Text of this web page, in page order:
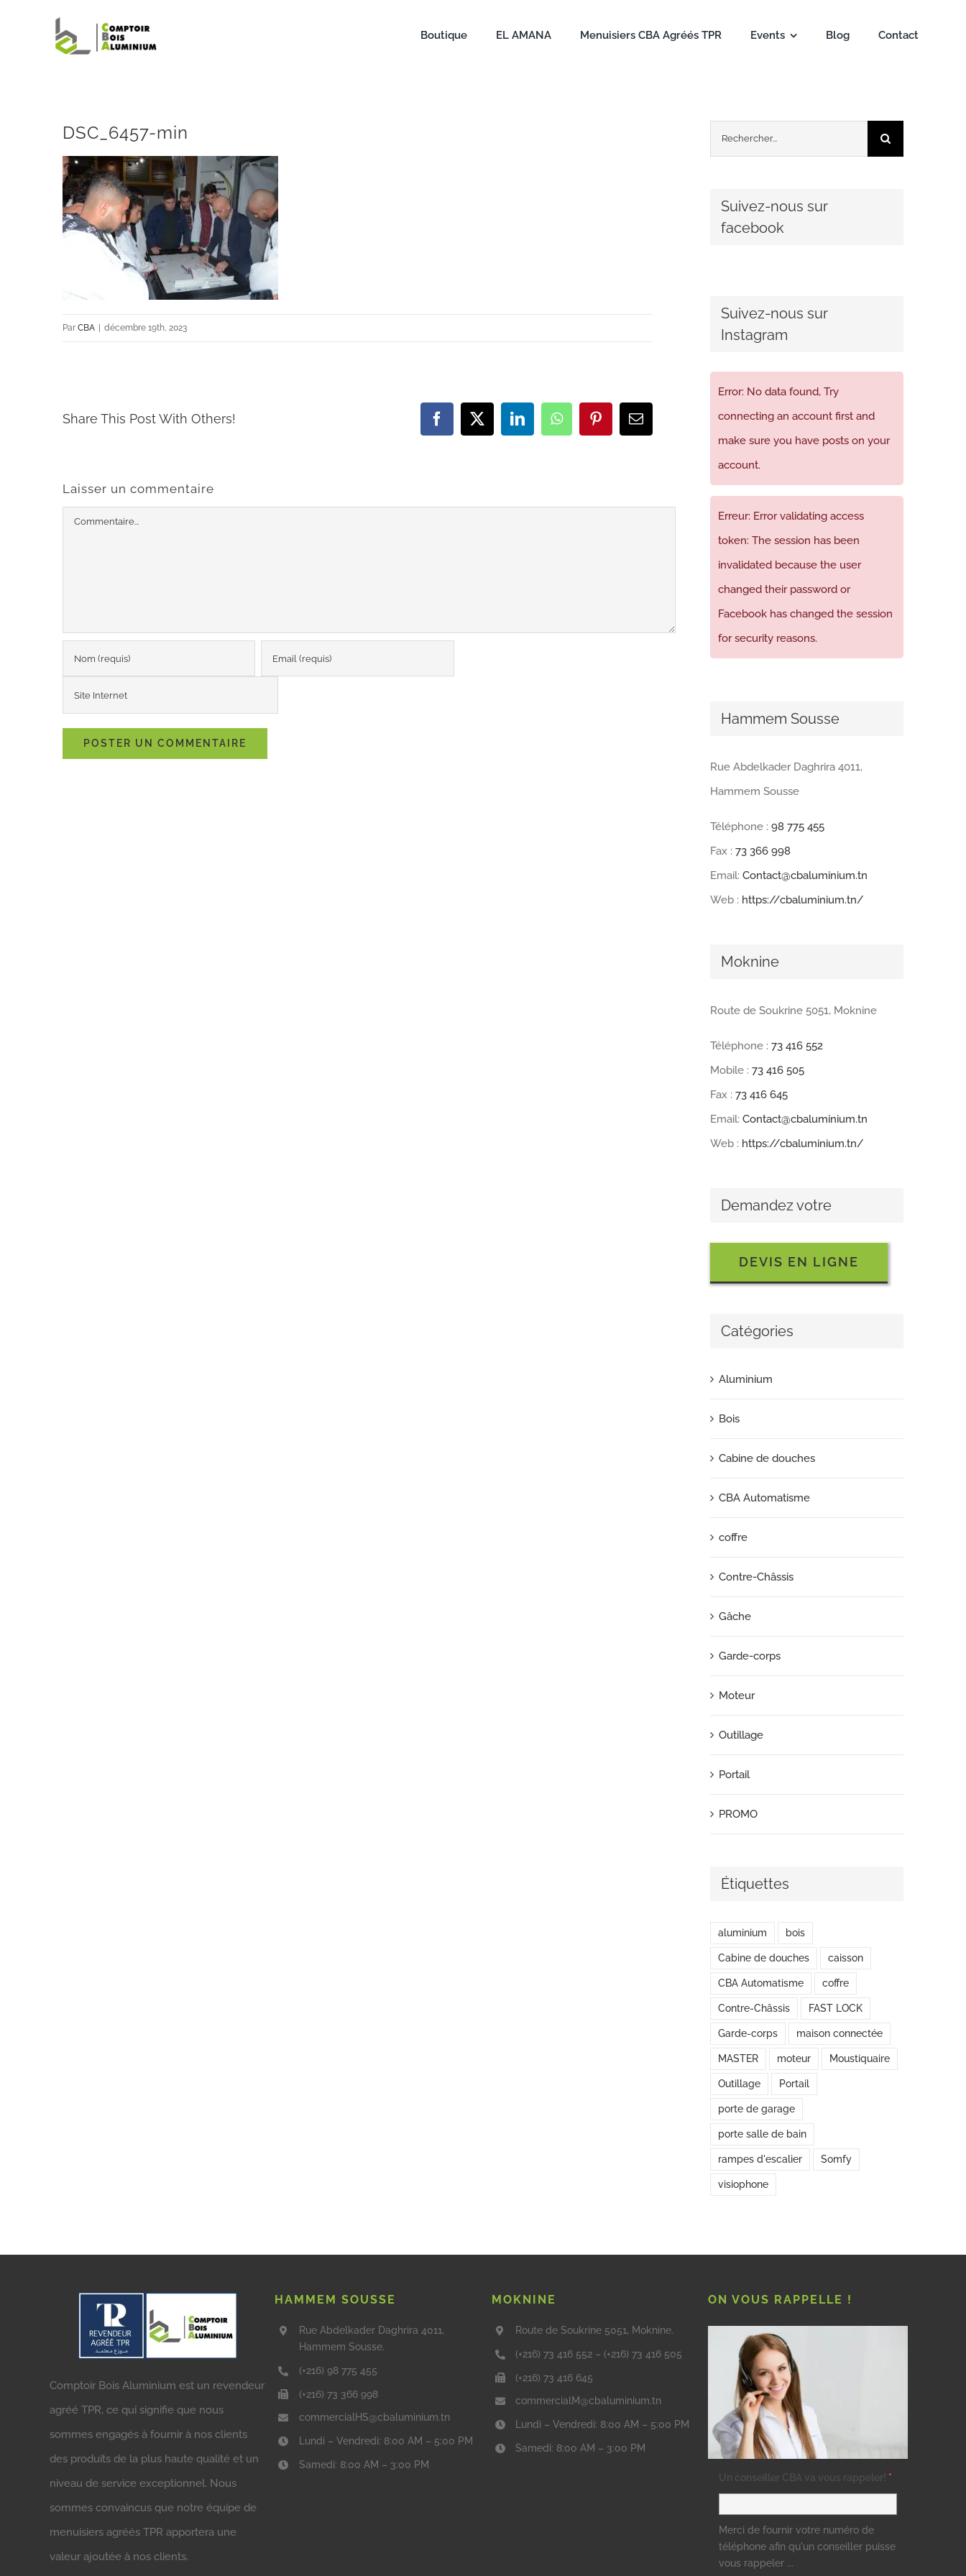
Boutique EL AMANA Menuisiers CBA Agréés TPR Events Blog Contact
DSC_6457-min
Par CBA | décembre 19th, 2023
Share This Post With Others! Facebook
X LinkedInWhatsAppPinterestEmail
Laisser un commentaire
Commentaire
Rechercher:
Suivez-nous sur
facebook
Suivez-nous sur
Instagram
Error: No data found, Try
connecting an account first and
make sure you have posts on your
account.
Erreur: Error validating access
token: The session has been
invalidated because the user
changed their password or
Facebook has changed the session
for security reasons.
Hammem Sousse
Rue Abdelkader Daghrira 4011,
Hammem Sousse
Téléphone : 98 775 455
Fax : 73 366 998
Email: Contact@cbaluminium.tn
Web : https://cbaluminium.tn/
Moknine
Route de Soukrine 5051, Moknine
Téléphone : 73 416 552
Mobile : 73 416 505
Fax : 73 416 645
Email: Contact@cbaluminium.tn
Web : https://cbaluminium.tn/
Demandez votre
DEVIS EN LIGNE
Catégories
Aluminium
Bois
Cabine de douches
CBA Automatisme
coffre
Contre-Châssis
Gâche
Garde-corps
Moteur
Outillage
Portail
PROMO
Étiquettes
aluminium bois
Cabine de douches caisson
CBA Automatisme coffre
Contre-Châssis FAST LOCK
Garde-corps maison connectée
MASTER moteur Moustiquaire
Outillage Portail
porte de garage
porte salle de bain
rampes d'escalier Somfy
visiophone
Comptoir Bois Aluminium est un revendeur
agréé TPR, ce qui signifie que nous
sommes engagés à fournir à nos clients
des produits de la plus haute qualité et un
niveau de service exceptionnel. Nous
sommes convaincus que notre équipe de
menuisiers agréés TPR apportera une
valeur ajoutée à nos clients.
HAMMEM SOUSSE
Rue Abdelkader Daghrira 4011,
Hammem Sousse.
(+216) 98 775 455
(+216) 73 366 998
commercialHS@cbaluminium.tn
Lundi – Vendredi: 8:00 AM – 5:00 PM
Samedi: 8:00 AM – 3:00 PM
MOKNINE
Route de Soukrine 5051, Moknine.
(+216) 73 416 552 – (+216) 73 416 505
(+216) 73 416 645
commercialM@cbaluminium.tn
Lundi – Vendredi: 8:00 AM – 5:00 PM
Samedi: 8:00 AM – 3:00 PM
ON VOUS RAPPELLE !
Un conseiller CBA va vous rappeler! *
Merci de fournir votre numéro de
téléphone afin qu'un conseiller puisse
vous rappeler ...